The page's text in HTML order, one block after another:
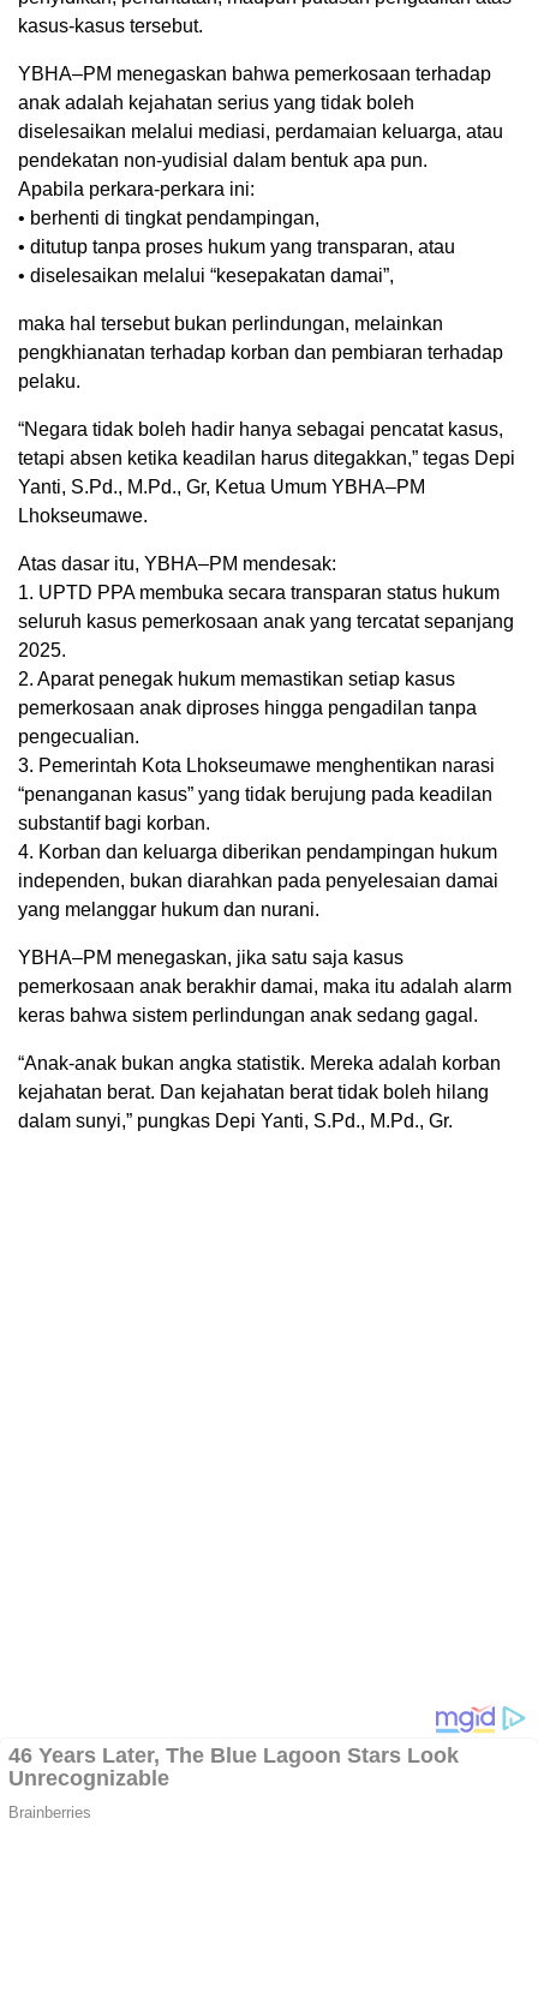
kasus-kasus tersebut.
YBHA–PM menegaskan bahwa pemerkosaan terhadap
anak adalah kejahatan serius yang tidak boleh
diselesaikan melalui mediasi, perdamaian keluarga, atau
pendekatan non-yudisial dalam bentuk apa pun.
Apabila perkara-perkara ini:
• berhenti di tingkat pendampingan,
• ditutup tanpa proses hukum yang transparan, atau
• diselesaikan melalui “kesepakatan damai”,
maka hal tersebut bukan perlindungan, melainkan
pengkhianatan terhadap korban dan pembiaran terhadap
pelaku.
“Negara tidak boleh hadir hanya sebagai pencatat kasus,
tetapi absen ketika keadilan harus ditegakkan,” tegas Depi
Yanti, S.Pd., M.Pd., Gr, Ketua Umum YBHA–PM
Lhokseumawe.
Atas dasar itu, YBHA–PM mendesak:
1. UPTD PPA membuka secara transparan status hukum
seluruh kasus pemerkosaan anak yang tercatat sepanjang
2025.
2. Aparat penegak hukum memastikan setiap kasus
pemerkosaan anak diproses hingga pengadilan tanpa
pengecualian.
3. Pemerintah Kota Lhokseumawe menghentikan narasi
“penanganan kasus” yang tidak berujung pada keadilan
substantif bagi korban.
4. Korban dan keluarga diberikan pendampingan hukum
independen, bukan diarahkan pada penyelesaian damai
yang melanggar hukum dan nurani.
YBHA–PM menegaskan, jika satu saja kasus
pemerkosaan anak berakhir damai, maka itu adalah alarm
keras bahwa sistem perlindungan anak sedang gagal.
“Anak-anak bukan angka statistik. Mereka adalah korban
kejahatan berat. Dan kejahatan berat tidak boleh hilang
dalam sunyi,” pungkas Depi Yanti, S.Pd., M.Pd., Gr.